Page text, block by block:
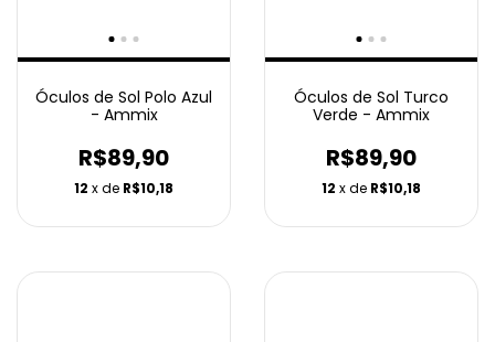
Óculos de Sol Polo Azul
- Ammix
R$89,90
12 x de R$10,18
Óculos de Sol Turco
Verde - Ammix
R$89,90
12 x de R$10,18